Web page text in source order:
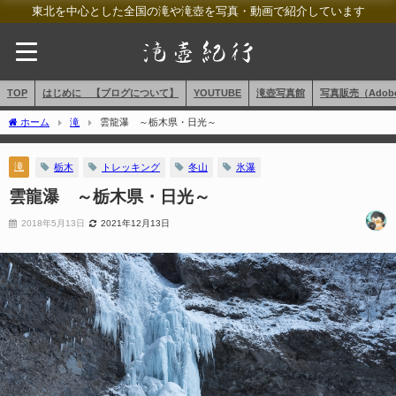
東北を中心とした全国の滝や滝壺を写真・動画で紹介しています
TOP はじめに 【ブログについて】 YOUTUBE 滝壺写真館 写真販売（
ホーム 滝 雲龍瀑 ～栃木県・日光～
滝 栃木 トレッキング 冬山 氷瀑
雲龍瀑 ～栃木県・日光～
2018年5月13日 2021年12月13日